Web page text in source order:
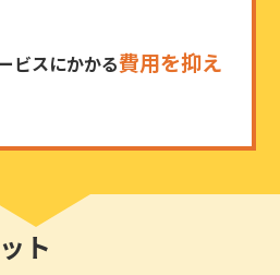
ビスにかかる費用を抑え
ト